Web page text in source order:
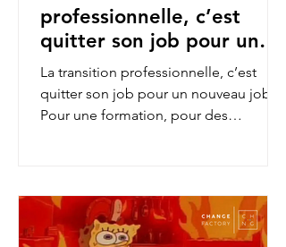
professionnelle, c’est
quitter son job pour un
nouveau job.
La transition professionnelle, c’est
quitter son job pour un nouveau job.
Pour une formation, pour des